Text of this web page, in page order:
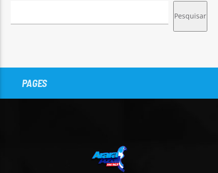
Pesquisar
PAGES